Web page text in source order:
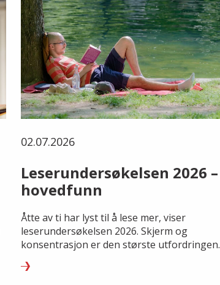
02.07.2026
Leserundersøkelsen 2026 –
hovedfunn
Åtte av ti har lyst til å lese mer, viser
leserundersøkelsen 2026. Skjerm og
konsentrasjon er den største utfordringen.